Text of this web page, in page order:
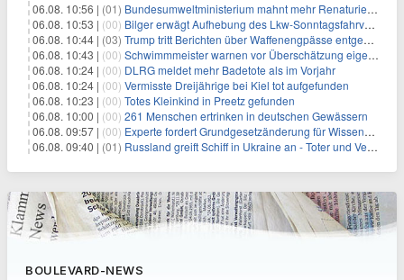
06.08. 10:56 | (01) Bundesumweltministerium mahnt mehr Renaturierung an
06.08. 10:53 | (00) Bilger erwägt Aufhebung des Lkw-Sonntagsfahrverbots
06.08. 10:44 | (03) Trump tritt Berichten über Waffenengpässe entgegen und droht
06.08. 10:43 | (00) Schwimmmeister warnen vor Überschätzung eigener Fähigkeiten
06.08. 10:24 | (00) DLRG meldet mehr Badetote als im Vorjahr
06.08. 10:24 | (00) Vermisste Dreijährige bei Kiel tot aufgefunden
06.08. 10:23 | (00) Totes Kleinkind in Preetz gefunden
06.08. 10:00 | (00) 261 Menschen ertrinken in deutschen Gewässern
06.08. 09:57 | (00) Experte fordert Grundgesetzänderung für Wissenschaftsfreiheit
06.08. 09:40 | (01) Russland greift Schiff in Ukraine an - Toter und Verletzte
BOULEVARD-NEWS